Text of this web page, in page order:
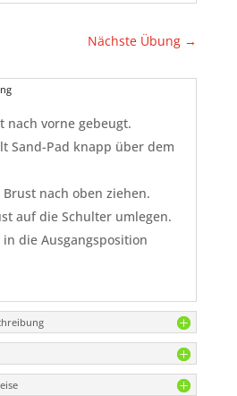
Nächste Übung →
nach vorne gebeugt.
Sand-Pad knapp über dem
nach oben ziehen.
auf die Schulter umlegen.
die Ausgangsposition